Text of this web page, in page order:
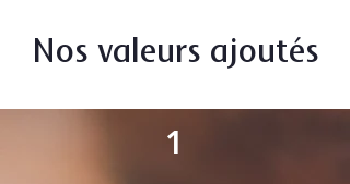
Nos valeurs ajoutés
1